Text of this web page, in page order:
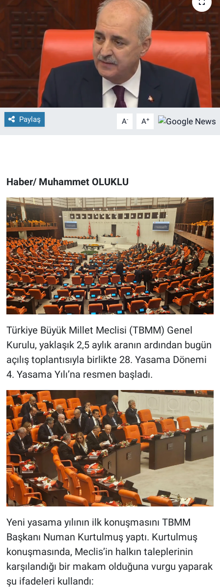
Paylaş A- A+
Haber/ Muhammet OLUKLU
Türkiye Büyük Millet Meclisi (TBMM) Genel
Kurulu, yaklaşık 2,5 aylık aranın ardından bugün
açılış toplantısıyla birlikte 28. Yasama Dönemi
4. Yasama Yılı’na resmen başladı.
Yeni yasama yılının ilk konuşmasını TBMM
Başkanı Numan Kurtulmuş yaptı. Kurtulmuş
konuşmasında, Meclis’in halkın taleplerinin
karşılandığı bir makam olduğuna vurgu yaparak
şu ifadeleri kullandı: